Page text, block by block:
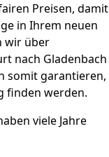
Preisen, damit
in Ihrem neuen
wir über
nach Gladenbach
somit garantieren,
finden werden.
viele Jahre